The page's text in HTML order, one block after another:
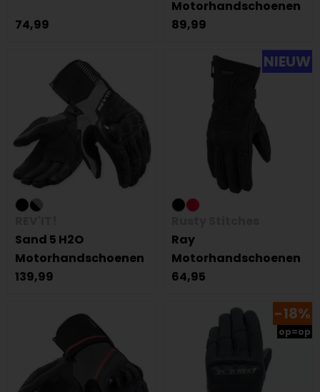
74,99
Motorhandschoenen
89,99
Sand 5 H2O
Motorhandschoenen
139,99
NIEUW
Ray
Motorhandschoenen
64,95
-18%
op=op